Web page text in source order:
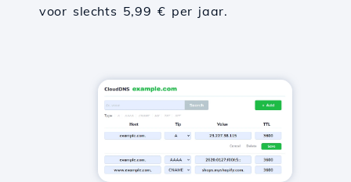
voor slechts 5,99 € per jaar.